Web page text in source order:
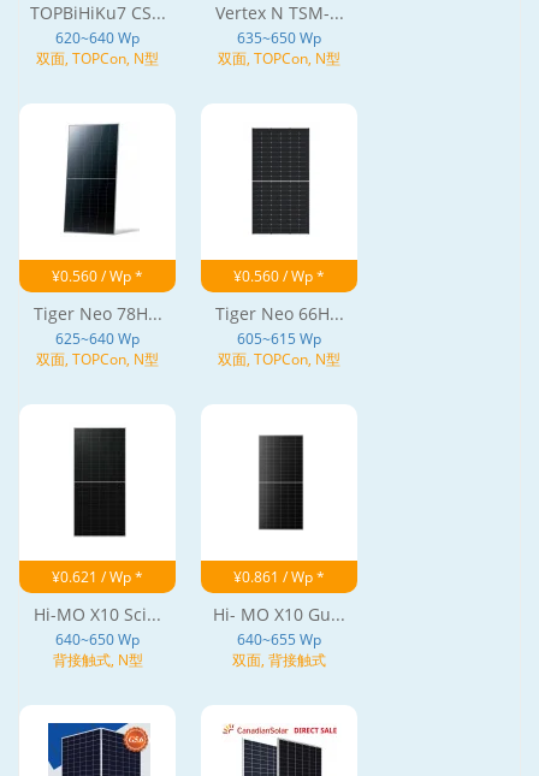
TOPBiHiKu7 CS...
620~640 Wp
双面, TOPCon, N型
Vertex N TSM-...
635~650 Wp
双面, TOPCon, N型
¥0.560 / Wp *
Tiger Neo 78H...
625~640 Wp
双面, TOPCon, N型
¥0.560 / Wp *
Tiger Neo 66H...
605~615 Wp
双面, TOPCon, N型
¥0.621 / Wp *
Hi-MO X10 Sci...
640~650 Wp
背接触式, N型
¥0.861 / Wp *
Hi- MO X10 Gu...
640~655 Wp
双面, 背接触式